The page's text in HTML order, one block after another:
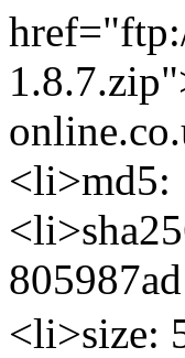
<li>md5:
<li>size: